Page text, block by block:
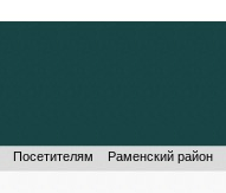
Посетителям Раменский район